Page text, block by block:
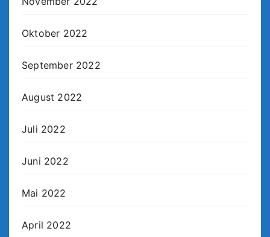
Oktober 2022
September 2022
August 2022
Juli 2022
Juni 2022
Mai 2022
April 2022